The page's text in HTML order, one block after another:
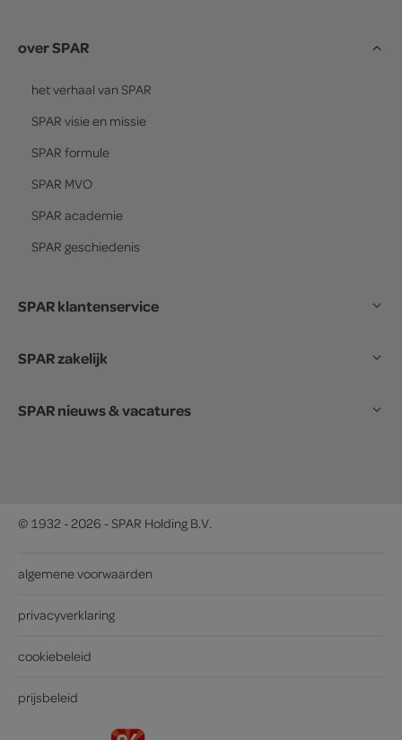
over SPAR
het verhaal van SPAR
SPAR visie en missie
SPAR formule
SPAR MVO
SPAR academie
SPAR geschiedenis
SPAR klantenservice
SPAR zakelijk
SPAR nieuws & vacatures
© 1932 - 2026 - SPAR Holding B.V.
algemene voorwaarden
privacyverklaring
cookiebeleid
prijsbeleid